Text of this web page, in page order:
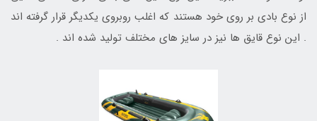
از نوع بادی بر روی خود هستند که اغلب روبروی یکدیگر قرار گرفته اند
. این نوع قایق ها نیز در سایز های مختلف تولید شده اند .